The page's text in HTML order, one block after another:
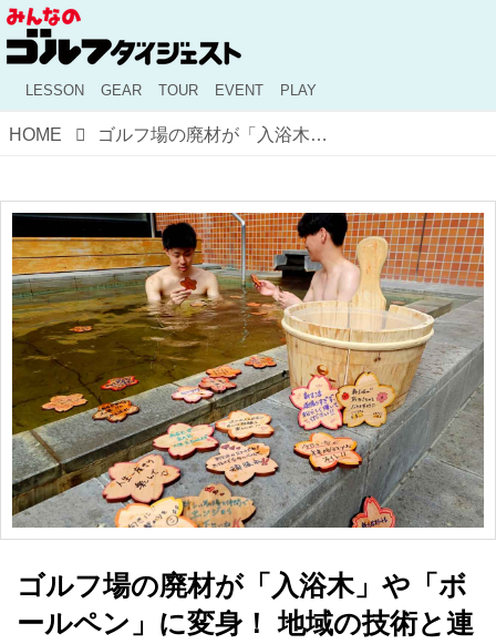
LESSON GEAR TOUR EVENT PLAY
HOME ゴルフ場の廃材が「入浴木」や「ボールペン」に変身！ 地域の技術と連携したセブンハンドレッドCの試み
ゴルフ場の廃材が「入浴木」や「ボ
ールペン」に変身！ 地域の技術と連